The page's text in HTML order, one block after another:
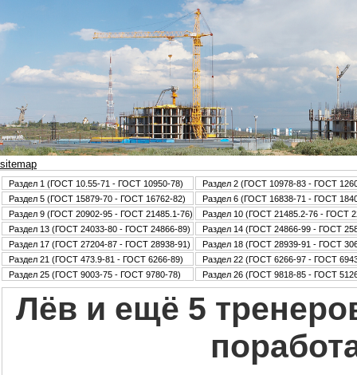
sitemap
Раздел 1 (ГОСТ 10.55-71 - ГОСТ 10950-78)
Раздел 2 (ГОСТ 10978-83 - ГОСТ
Раздел 5 (ГОСТ 15879-70 - ГОСТ 16762-82)
Раздел 6 (ГОСТ 16838-71 - ГОСТ
Раздел 9 (ГОСТ 20902-95 - ГОСТ 21485.1-76)
Раздел 10 (ГОСТ 21485.2-76 - ГОСТ
Раздел 13 (ГОСТ 24033-80 - ГОСТ 24866-89)
Раздел 14 (ГОСТ 24866-99 - ГОСТ
Раздел 17 (ГОСТ 27204-87 - ГОСТ 28938-91)
Раздел 18 (ГОСТ 28939-91 - ГОСТ
Раздел 21 (ГОСТ 473.9-81 - ГОСТ 6266-89)
Раздел 22 (ГОСТ 6266-97 - ГОСТ
Раздел 25 (ГОСТ 9003-75 - ГОСТ 9780-78)
Раздел 26 (ГОСТ 9818-85 - ГОСТ
Лёв и ещё 5